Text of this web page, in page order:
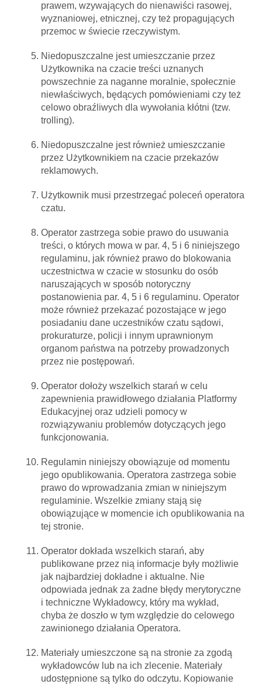
prawem, wzywających do nienawiści rasowej,
wyznaniowej, etnicznej, czy też propagujących
przemoc w świecie rzeczywistym.
Niedopuszczalne jest umieszczanie przez
Użytkownika na czacie treści uznanych
powszechnie za naganne moralnie, społecznie
niewłaściwych, będących pomówieniami czy też
celowo obraźliwych dla wywołania kłótni (tzw.
trolling).
Niedopuszczalne jest również umieszczanie
przez Użytkownikiem na czacie przekazów
reklamowych.
Użytkownik musi przestrzegać poleceń operatora
czatu.
Operator zastrzega sobie prawo do usuwania
treści, o których mowa w par. 4, 5 i 6 niniejszego
regulaminu, jak również prawo do blokowania
uczestnictwa w czacie w stosunku do osób
naruszających w sposób notoryczny
postanowienia par. 4, 5 i 6 regulaminu. Operator
może również przekazać pozostające w jego
posiadaniu dane uczestników czatu sądowi,
prokuraturze, policji i innym uprawnionym
organom państwa na potrzeby prowadzonych
przez nie postępowań.
Operator dołoży wszelkich starań w celu
zapewnienia prawidłowego działania Platformy
Edukacyjnej oraz udzieli pomocy w
rozwiązywaniu problemów dotyczących jego
funkcjonowania.
Regulamin niniejszy obowiązuje od momentu
jego opublikowania. Operatora zastrzega sobie
prawo do wprowadzania zmian w niniejszym
regulaminie. Wszelkie zmiany stają się
obowiązujące w momencie ich opublikowania na
tej stronie.
Operator dokłada wszelkich starań, aby
publikowane przez nią informacje były możliwie
jak najbardziej dokładne i aktualne. Nie
odpowiada jednak za żadne błędy merytoryczne
i techniczne Wykładowcy, który ma wykład,
chyba że doszło w tym względzie do celowego
zawinionego działania Operatora.
Materiały umieszczone są na stronie za zgodą
wykładowców lub na ich zlecenie. Materiały
udostępnione są tylko do odczytu. Kopiowanie